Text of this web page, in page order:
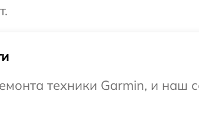
техники Garmin, и наш